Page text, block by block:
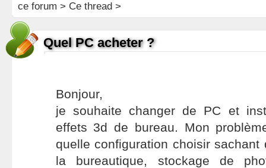
ce forum > Ce thread >
Quel PC acheter ?
Bonjour,
je souhaite changer de PC et
effets 3d de bureau. Mon
quelle configuration choisir
la bureautique, stockage de